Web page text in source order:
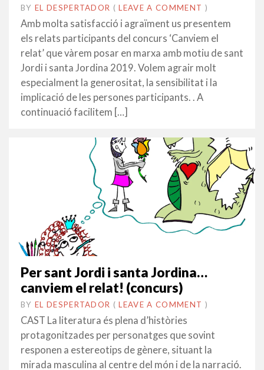
BY EL DESPERTADOR ON
24
ABRIL
2019
•(LEAVE A COMMENT )
Amb molta satisfacció i agraïment us presentem
els relats participants del concurs ‘Canviem el
relat’ que vàrem posar en marxa amb motiu de sant
Jordi i santa Jordina 2019. Volem agrair molt
especialment la generositat, la sensibilitat i la
implicació de les persones participants. . A
continuació facilitem […]
Per sant Jordi i santa Jordina…
canviem el relat! (concurs)
BY EL DESPERTADOR ON
25
MARÇ
2019
•(LEAVE A COMMENT )
CAST La literatura és plena d’històries
protagonitzades per personatges que sovint
responen a estereotips de gènere, situant la
mirada masculina al centre del món i de la narració.